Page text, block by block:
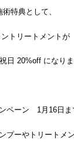
特典として、
トリートメントが
日 20%off になり
ペーン 1月16日ま
ーやトリートメ